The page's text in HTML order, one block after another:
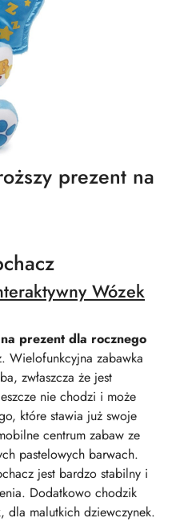
prezent na
Wózek
na prezent dla rocznego
Wielofunkcyjna zabawka
zwłaszcza że jest
nie chodzi i może
które stawia już swoje
centrum zabaw ze
pastelowych barwach.
jest bardzo stabilny i
Dodatkowo chodzik
dla malutkich dziewczynek.